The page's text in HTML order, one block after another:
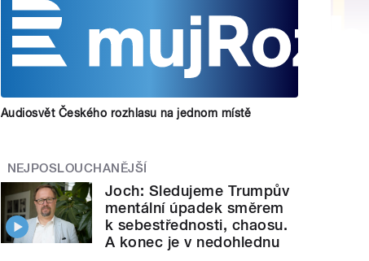
Audiosvět Českého rozhlasu na jednom místě
NEJPOSLOUCHANĚJŠÍ
Joch: Sledujeme Trumpův
mentální úpadek směrem
k sebestřednosti, chaosu.
A konec je v nedohlednu